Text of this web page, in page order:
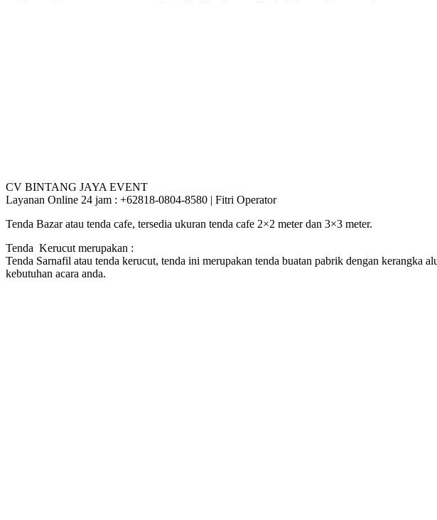
CV BINTANG JAYA EVENT
Layanan Online 24 jam : +62818-0804-8580 | Fitri Operator
Tenda Bazar atau tenda cafe, tersedia ukuran tenda cafe 2×2 meter dan 3×3 meter.
Tenda Kerucut merupakan :
Tenda Sarnafil atau tenda kerucut, tenda ini merupakan tenda buatan pabrik dengan kerangka
kebutuhan acara anda.